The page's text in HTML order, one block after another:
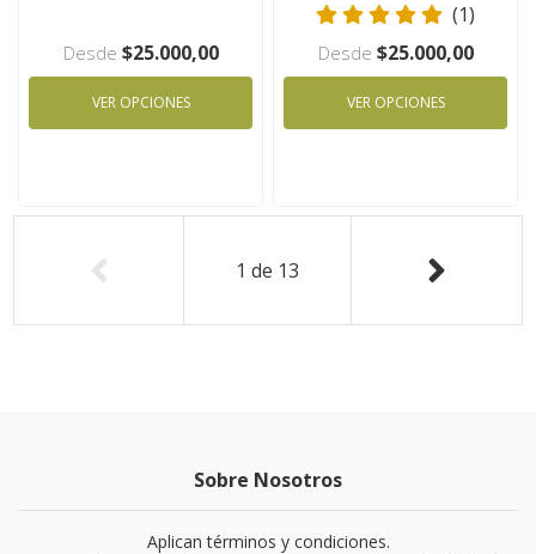
Desde $25.000,00
VER OPCIONES
(1)
Desde $25.000,00
VER OPCIONES
1 de 13
Sobre Nosotros
Aplican términos y condiciones.